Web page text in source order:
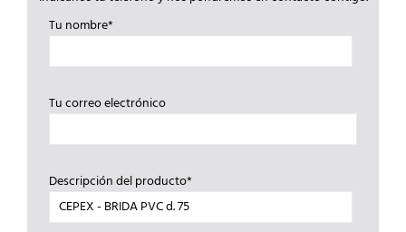
Tu nombre*
Tu correo electrónico
Descripción del producto*